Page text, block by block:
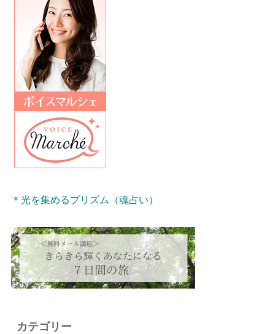
＊光を集めるプリズム（魂占い）
カテゴリー